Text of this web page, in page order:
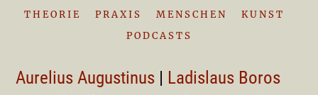
THEORIE
PRAXIS MENSCHEN KUNST
PODCASTS
Aurelius Augustinus | Ladislaus Boros